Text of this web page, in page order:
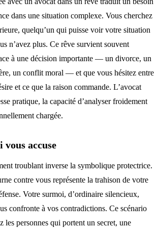
dans une situation complexe. Vous cherchez
quelqu’un qui puisse voir votre situation
n’avez plus. Ce rêve survient souvent
à une décision importante — un divorce, un
un conflit moral — et que vous hésitez entre
et ce que la raison commande. L’avocat
pratique, la capacité d’analyser froidement
chargée.
vous accuse
troublant inverse la symbolique protectrice.
contre vous représente la trahison de votre
Votre surmoi, d’ordinaire silencieux,
confronte à vos contradictions. Ce scénario
les personnes qui portent un secret, une